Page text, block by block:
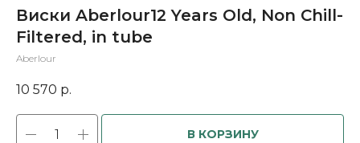
Виски Aberlour12 Years Old, Non Сhill-
Filtered, in tube
Aberlour
10 570 р.
В КОРЗИНУ